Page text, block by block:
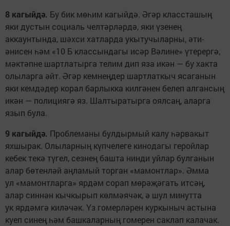
8 кагыйдә. Бу бик мөһим кагыйдә. Әгәр классташың
яки дустын социаль челтәрләрдә, яки үзенең
аккаунтында, шәхси хатларда укытучыларны, әти-
әнисен һәм «10 Б классындагы исәр Вәлине» үтерергә,
мәктәпне шартлатырга телим дип яза икән — бу хакта
олыларга әйт. Әгәр кемнеңдер шартлаткыч ясаганын
яки кемдәдер корал барлыкка килгәнен белеп алгансың
икән — полициягә яз. Шалтыратырга оялсаң, аларга
язып була.
9 кагыйдә. Проблеманы булдырмый калу һәрвакыт
яхшырак. Олыларның күпчелеге кинодагы геройлар
кебек текә түгел, сезнең башта нинди уйлар булганын
алар бөтенләй аңламый торган «мамонтлар». Әмма
ул «мамонтларга» ярдәм сорап мөрәҗәгать итсәң,
алар синнән кычкырып көлмәячәк, ә шул минутта
ук ярдәмгә киләчәк. Үз гомерләрен куркыныч астына
куеп синең һәм башкаларның гомерен саклап калачак.